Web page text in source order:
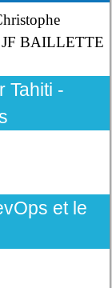
BAILLETTE
Tahiti -
et le